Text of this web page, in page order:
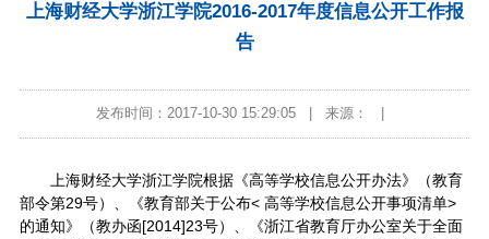
上海财经大学浙江学院2016-2017年度信息公开工作报
告
发布时间：2017-10-30 15:29:05 来源：
上海财经大学浙江学院根据《高等学校信息公开办法》（教育
部令第29号）、《教育部关于公布< 高等学校信息公开事项清单>
的通知》（教办函[2014]23号）、《浙江省教育厅办公室关于全面